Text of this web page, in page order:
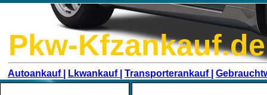
Pkw-Kfzankauf.de
Autoankauf | Lkwankauf | Transporterankauf |